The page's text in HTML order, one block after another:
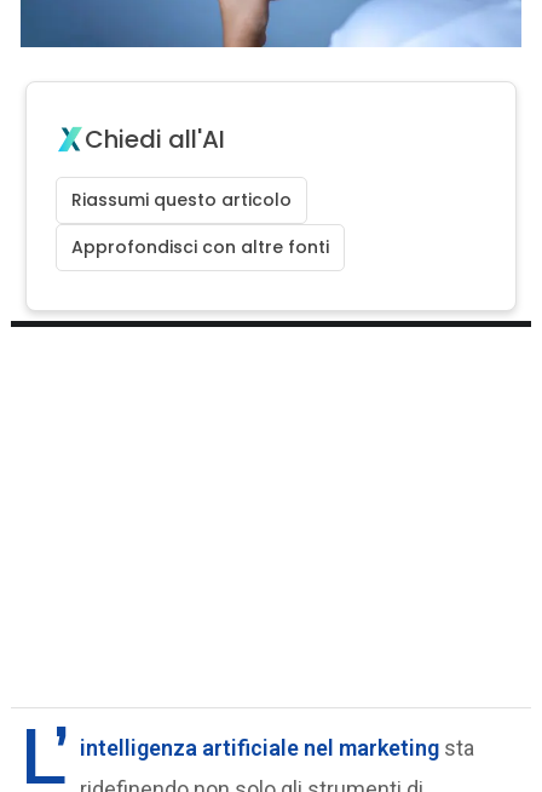
Chiedi all'AI
Riassumi questo articolo
Approfondisci con altre fonti
L’ intelligenza artificiale nel marketing sta